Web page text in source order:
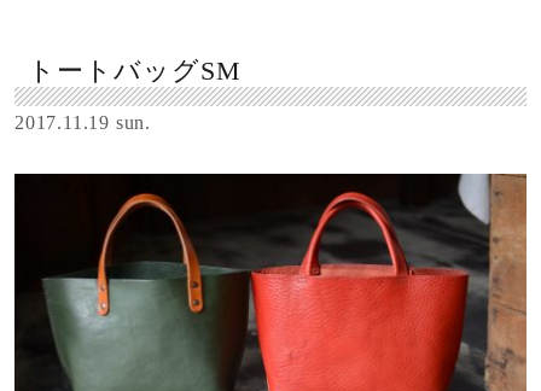
トートバッグSM
2017.11.19 sun.